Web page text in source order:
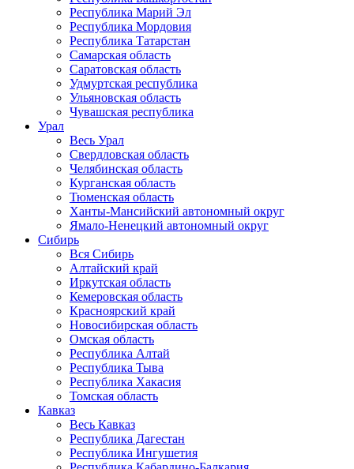
Республика Марий Эл
Республика Мордовия
Республика Татарстан
Самарская область
Саратовская область
Удмуртская республика
Ульяновская область
Чувашская республика
Урал
Весь Урал
Свердловская область
Челябинская область
Курганская область
Тюменская область
Ханты-Мансийский автономный округ
Ямало-Ненецкий автономный округ
Сибирь
Вся Сибирь
Алтайский край
Иркутская область
Кемеровская область
Красноярский край
Новосибирская область
Омская область
Республика Алтай
Республика Тыва
Республика Хакасия
Томская область
Кавказ
Весь Кавказ
Республика Дагестан
Республика Ингушетия